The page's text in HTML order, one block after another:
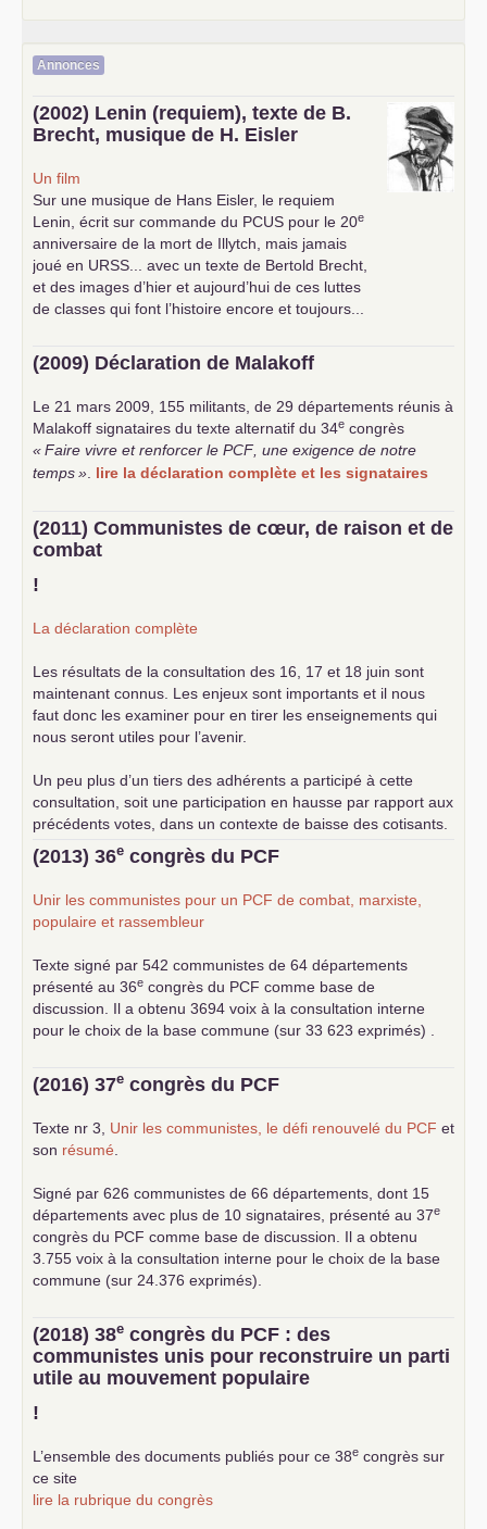
Annonces
(2002) Lenin (requiem), texte de B.
Brecht, musique de H. Eisler
Un film
Sur une musique de Hans Eisler, le requiem
Lenin, écrit sur commande du PCUS pour le 20e
anniversaire de la mort de Illytch, mais jamais
joué en URSS ... avec un texte de Bertold Brecht,
et des images d’hier et aujourd’hui de ces luttes
de classes qui font l’histoire encore et toujours...
(2009) Déclaration de Malakoff
Le 21 mars 2009, 155 militants, de 29 départements réunis à
Malakoff signataires du texte alternatif du 34e congrès
«Faire vivre et renforcer le PCF , une exigence de notre
temps» lire la déclaration complète et les signataires
(2011) Communistes de cœur, de raison et de
combat
!
La déclaration complète
Les résultats de la consultation des 16, 17 et 18 juin sont
maintenant connus. Les enjeux sont importants et il nous
faut donc les examiner pour en tirer les enseignements qui
nous seront utiles pour l’avenir.
Un peu plus d’un tiers des adhérents a participé à cette
consultation, soit une participation en hausse par rapport aux
précédents votes, dans un contexte de baisse des cotisants.
... lire la suite
(2013) 36e congrès du PCF
Unir les communistes pour un PCF de combat, marxiste,
populaire et rassembleur
Texte signé par 542 communistes de 64 départements
présenté au 36e congrès du PCF comme base de
discussion. Il a obtenu 3694 voix à la consultation interne
pour le choix de la base commune (sur 33 623 exprimés) .
(2016) 37e congrès du PCF
Texte nr 3, Unir les communistes, le défi renouvelé du PCF et
son résumé
Signé par 626 communistes de 66 départements, dont 15
départements avec plus de 10 signataires, présenté au 37e
congrès du PCF comme base de discussion. Il a obtenu
3.755 voix à la consultation interne pour le choix de la base
commune (sur 24.376 exprimés).
(2018) 38e congrès du PCF : des
communistes unis pour reconstruire un parti
utile au mouvement populaire
!
L’ensemble des documents publiés pour ce 38e congrès sur
ce site
lire la rubrique du congrès